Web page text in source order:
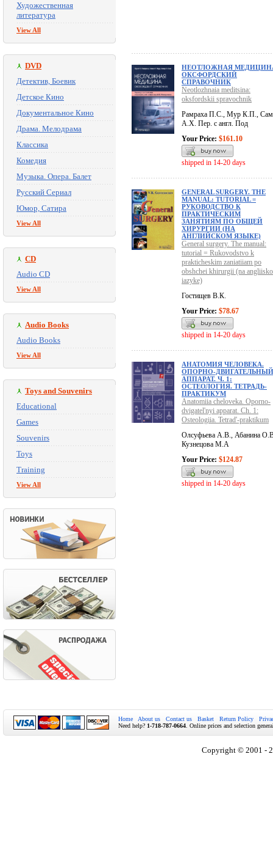
Художественная
литература
View All
DVD
Детектив, Боевик
Детское Кино
Документальное Кино
Драма. Мелодрама
Классика
Комедия
Музыка. Опера. Балет
Русский Сериал
Юмор, Сатира
View All
CD
Audio CD
View All
Audio Books
Audio Books
View All
Toys and Souvenirs
Educational
Games
Souvenirs
Toys
Training
View All
НЕОТЛОЖНАЯ
ОКСФОРДСКИЙ
СПРАВОЧНИК
Neotlozhnaia meditsina:
oksfordskii spravochnik
Рамраха П.С., Мур К.П., Сам
А.Х. Пер. с англ. Под
Your Price: $161.10
shipped in 14-20 days
GENERAL SURGERY. THE
MANUAL: TUTORIAL =
РУКОВОДСТВО К
ПРАКТИЧЕСКИМ
ЗАНЯТИЯМ ПО ОБЩЕЙ
ХИРУРГИИ (НА
АНГЛИЙСКОМ ЯЗЫКЕ)
General surgery. The manual:
tutorial = Rukovodstvo k
prakticheskim zaniatiiam po
obshchei khirurgii (na
iazyke)
Гостищев В.К.
Your Price: $78.67
shipped in 14-20 days
АНАТОМИЯ ЧЕЛОВЕКА.
ОПОРНО-ДВИГАТЕЛЬНЫЙ
АППАРАТ. Ч. 1:
ОСТЕОЛОГИЯ. ТЕТРАДЬ-
ПРАКТИКУМ
Anatomiia cheloveka. Oporno-
dvigatel'nyi apparat. Ch. 1:
Osteologiia. Tetrad'-praktikum
Олсуфьева А.В., Абанина
Кузнецова М.А
Your Price: $124.87
shipped in 14-20 days
Home About us Contact us Basket Return Policy
Need help? 1-718-787-0664 . Online prices and selection
Copyright © 2001 -